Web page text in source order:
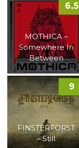
MOTHICA –
Somewhere In
Between
6.5
FINSTERFORST
– Still
9